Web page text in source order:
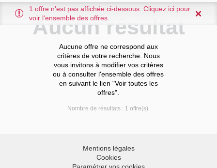
1 offre n'est pas affichée ci-dessous. Cliquez ici pour
voir l'ensemble des offres.
Aucun résultat
Aucune offre ne correspond aux
critères de votre recherche. Nous
vous invitons à modifier vos critères
ou à consulter l'ensemble des offres
en suivant le lien "Voir toutes les
offres".
Nombre de résultats : 1 offre(s)
Mentions légales
Cookies